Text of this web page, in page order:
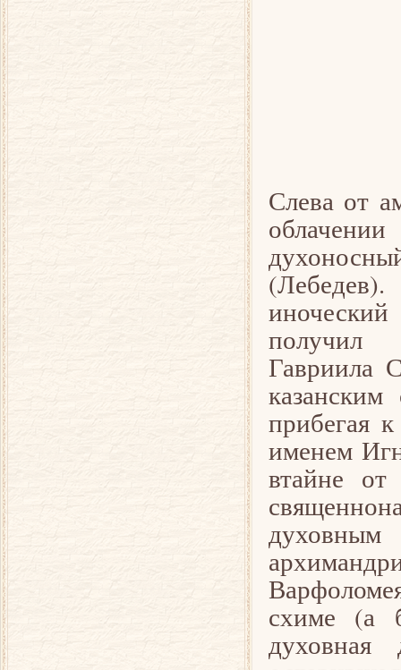
Слева от
получил
Гавриила
прибегая
именем
втайне
схиме (а